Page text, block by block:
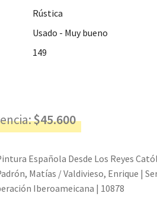
Rústica
Usado - Muy bueno
149
$45.600
Española Desde Los Reyes
Matías / Valdivieso, Enrique |
Iberoameicana | 10878